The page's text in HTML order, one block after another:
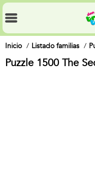
Inicio Listado familias
Puzzle 1500 The